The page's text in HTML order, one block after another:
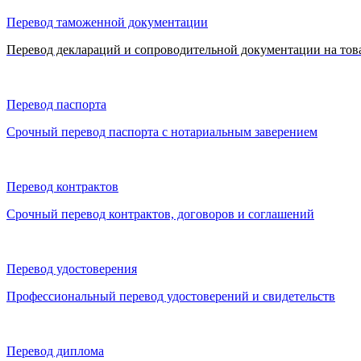
Перевод таможенной документации
Перевод деклараций и сопроводительной документации на
Перевод паспорта
Срочный перевод паспорта с нотариальным заверением
Перевод контрактов
Срочный перевод контрактов, договоров и соглашений
Перевод удостоверения
Профессиональный перевод удостоверений и свидетельств
Перевод диплома